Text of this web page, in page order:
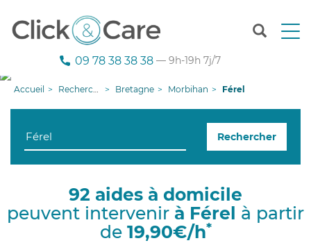
T
n
g
i
09 78 38 38 38 — 9h-19h 7j/7
Accueil Recherche aide à domicile Bretagne Morbihan Férel
Rechercher
92 aides à domicile
peuvent intervenir à Férel à partir
de 19,90€/h*